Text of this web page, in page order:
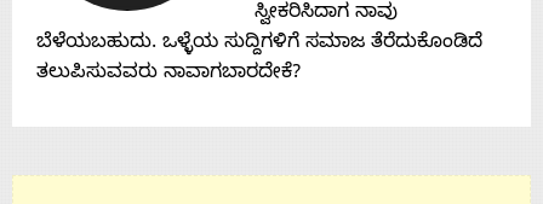
ಸ್ವೀಕರಿಸಿದಾಗ ನಾವು
ಬೆಳೆಯಬಹುದು. ಒಳ್ಳೆಯ ಸುದ್ದಿಗಳಿಗೆ ಸಮಾಜ ತೆರೆದುಕೊಂಡಿದೆ
ತಲುಪಿಸುವವರು ನಾವಾಗಬಾರದೇಕೆ?